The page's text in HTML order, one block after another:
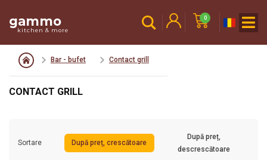
gammo
kitchen & more
0
Bar - bufet Contact grill
CONTACT GRILL
Sortare După preț, crescătoare
După preț,
descrescătoare